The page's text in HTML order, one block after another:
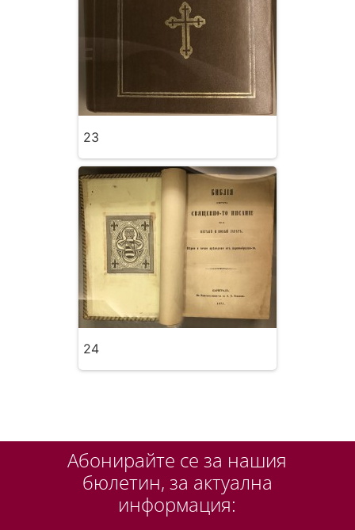
23
24
Абонирайте се за нашия
бюлетин, за актуална
информация: